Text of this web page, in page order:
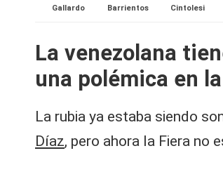
s,
T
V
y
Gallardo
Barrientos
Cintolesi
La venezolana
una polémica en
La rubia ya estaba siendo
Díaz, pero ahora la Fiera no